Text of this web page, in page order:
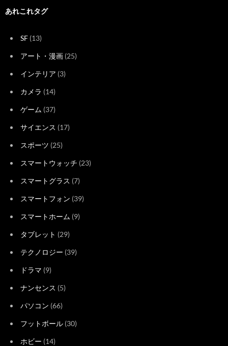
あれこれタグ
SF (13)
アート・漫画 (25)
インテリア (3)
カメラ (14)
ゲーム (37)
サイエンス (17)
スポーツ (25)
スマートウォッチ (23)
スマートグラス (7)
スマートフォン (39)
スマートホーム (9)
タブレット (29)
テクノロジー (39)
ドラマ (9)
ナンセンス (5)
パソコン (66)
フットボール (30)
ホビー (14)